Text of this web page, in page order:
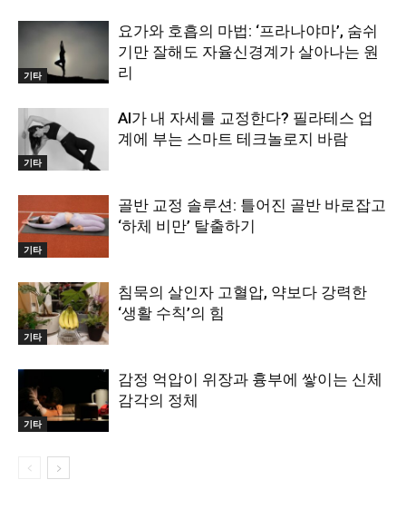
기타
요가와 호흡의 마법: ‘프라나야마’, 숨쉬
기만 잘해도 자율신경계가 살아나는 원
리
기타
AI가 내 자세를 교정한다? 필라테스 업
계에 부는 스마트 테크놀로지 바람
기타
골반 교정 솔루션: 틀어진 골반 바로잡고
‘하체 비만’ 탈출하기
기타
침묵의 살인자 고혈압, 약보다 강력한
‘생활 수칙’의 힘
기타
감정 억압이 위장과 흉부에 쌓이는 신체
감각의 정체